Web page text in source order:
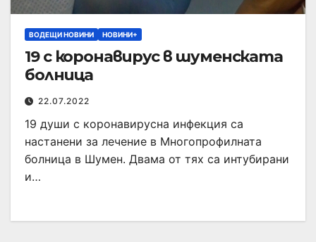
ВОДЕЩИ НОВИНИ НОВИНИ+
19 с коронавирус в шуменската
болница
22.07.2022
19 души с коронавирусна инфекция са
настанени за лечение в Многопрофилната
болница в Шумен. Двама от тях са интубирани
и…